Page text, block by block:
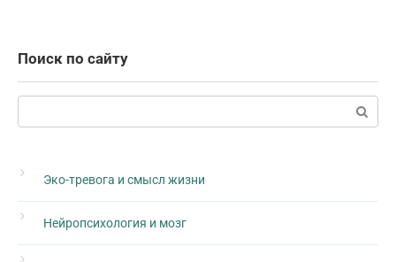
Поиск по сайту
Эко-тревога и смысл жизни
Нейропсихология и мозг